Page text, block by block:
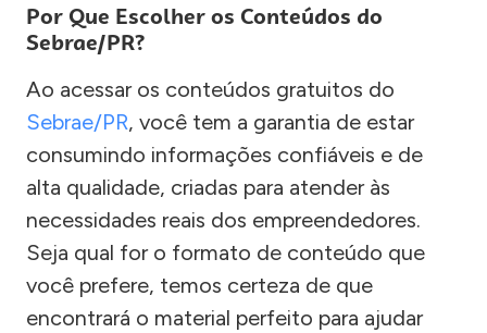
Por Que Escolher os Conteúdos do
Sebrae/PR?
Ao acessar os conteúdos gratuitos do
Sebrae/PR, você tem a garantia de estar
consumindo informações confiáveis e de
alta qualidade, criadas para atender às
necessidades reais dos empreendedores.
Seja qual for o formato de conteúdo que
você prefere, temos certeza de que
encontrará o material perfeito para ajudar